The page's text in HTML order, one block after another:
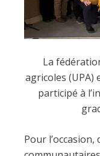
La
agricoles (UPA)
participé à
Pour